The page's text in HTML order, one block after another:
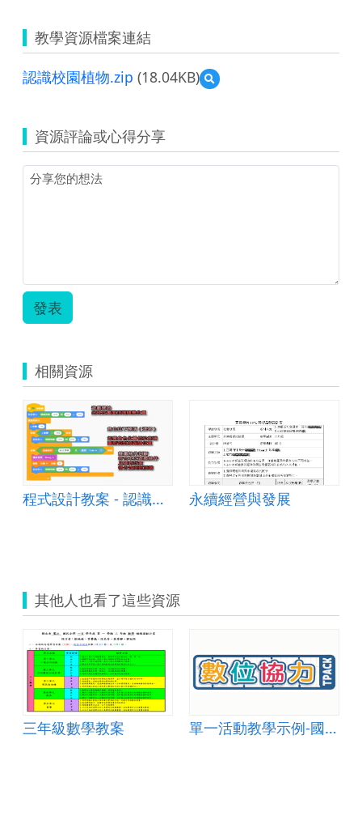
教學資源檔案連結
認識校園植物.zip (18.04KB)
預
覽
園
植
資源評論或心得分享
發表
相關資源
程式設計教案 - 認識標章
永續經營與發展
其他人也看了這些資源
三年級數學教案 單一活動教學示例-國小自然 005